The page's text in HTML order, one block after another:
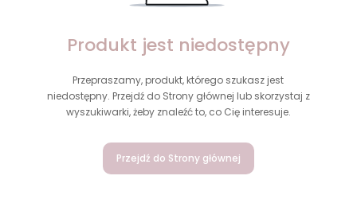
Produkt jest niedostępny
Przepraszamy, produkt, którego szukasz jest
niedostępny. Przejdź do Strony głównej lub skorzystaj z
wyszukiwarki, żeby znaleźć to, co Cię interesuje.
Przejdź do Strony głównej